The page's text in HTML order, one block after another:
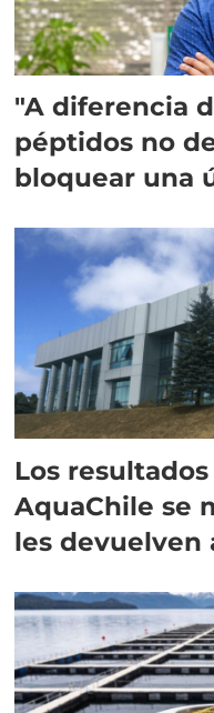
"A diferencia
péptidos no
bloquear una
Los
AquaChile se
les devuelven